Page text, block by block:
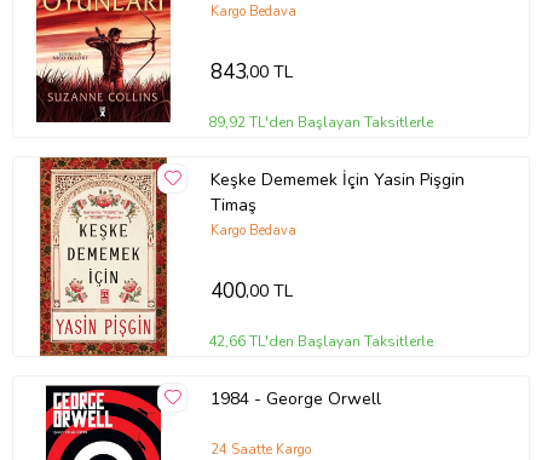
Kargo Bedava
843,00 TL
89,92 TL'den Başlayan Taksitlerle
Keşke Dememek İçin Yasin Pişgin
Timaş
Kargo Bedava
400,00 TL
42,66 TL'den Başlayan Taksitlerle
1984 - George Orwell
24 Saatte Kargo